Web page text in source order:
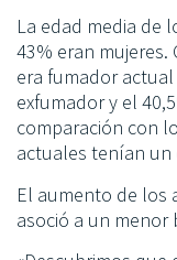
La edad media de
43% eran mujeres.
era fumador
exfumador y el
comparación con
actuales tenían un
El aumento de los
asoció a un menor